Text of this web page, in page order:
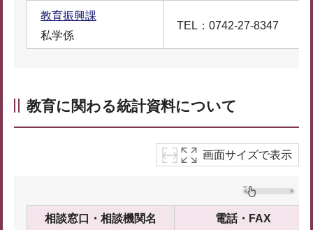
教育振興課
私学係
TEL：0742-27-8347
教育に関わる統計資料について
画面サイズで表示
相談窓口・相談機関名 電話・FAX